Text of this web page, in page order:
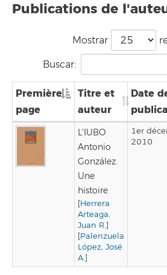
Publications de
Mostrar
Buscar:
Première
page
Titre et
auteur
Date
L'IUBO
Antonio
González.
Une
histoire
[Herrera
Arteaga,
Juan R.]
[Palenzuela
López, José
A.]
1er
2010